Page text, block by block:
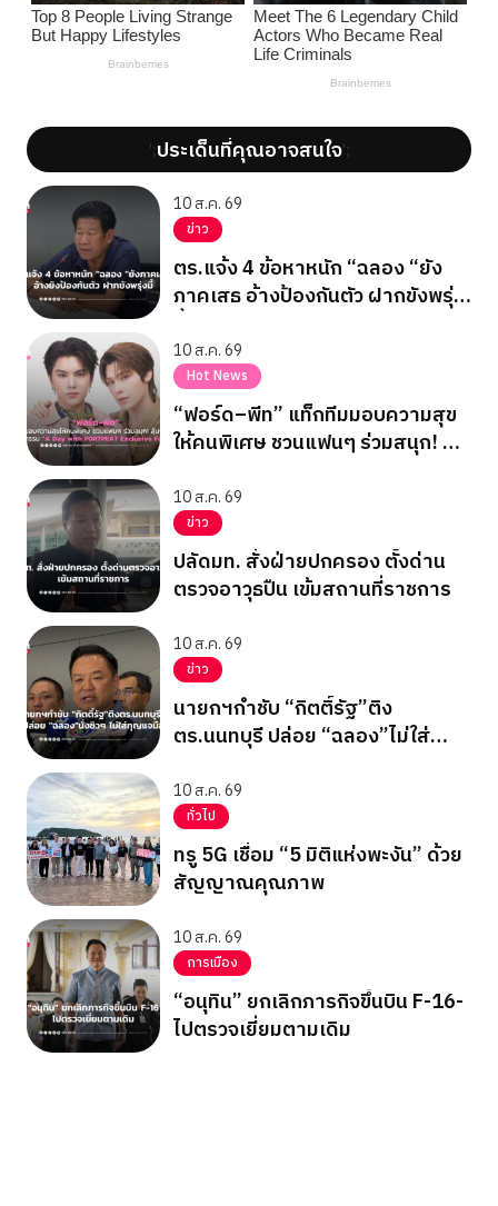
';ประเด็นที่คุณอาจสนใจ';
10 ส.ค. 69
ข่าว
ตร.แจ้ง 4 ข้อหาหนัก “ฉลอง “ยัง
ภาคเสธ อ้างป้องกันตัว ฝากขังพรุ่ง
10 ส.ค. 69
Hot News
“ฟอร์ด–พีท” แท็กทีมมอบความสุข
ให้คนพิเศษ ชวนแฟนๆ ร่วมสนุก! ลุ้น
FORTPEAT Exclusive Fan Meet”
10 ส.ค. 69
ข่าว
ปลัดมท. สั่งฝ่ายปกครอง ตั้งด่าน
ตรวจอาวุธปืน เข้มสถานที่ราชการ
10 ส.ค. 69
ข่าว
นายกฯกำชับ “กิตติ์รัฐ”ติง
ตร.นนทบุรี ปล่อย “ฉลอง”ไม่ใส่
10 ส.ค. 69
ทั่วไป
ทรู 5G เชื่อม “5 มิติแห่งพะงัน” ด้วย
สัญญาณคุณภาพ
10 ส.ค. 69
การเมือง
“อนุทิน” ยกเลิกภารกิจขึ้นบิน F-16-
ไปตรวจเยี่ยมตามเดิม